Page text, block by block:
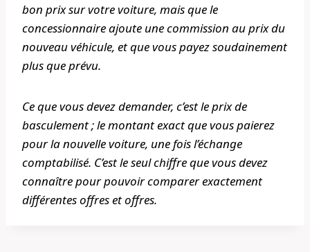
bon prix sur votre voiture, mais que le
concessionnaire ajoute une commission au prix du
nouveau véhicule, et que vous payez soudainement
plus que prévu.
Ce que vous devez demander, c’est le prix de
basculement ; le montant exact que vous paierez
pour la nouvelle voiture, une fois l’échange
comptabilisé. C’est le seul chiffre que vous devez
connaître pour pouvoir comparer exactement
différentes offres et offres.